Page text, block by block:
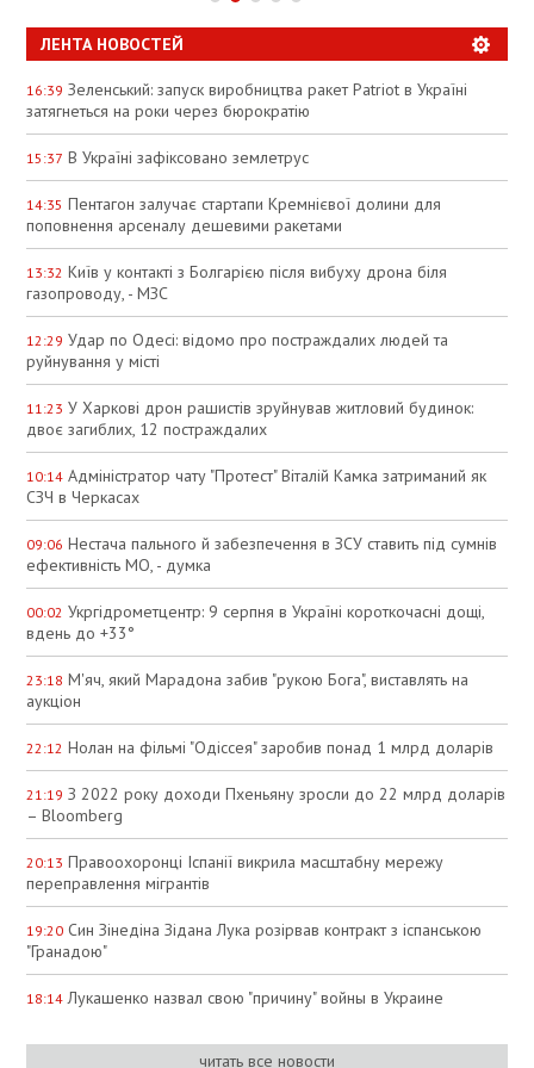
ЛЕНТА НОВОСТЕЙ
16:39 Зеленський: запуск виробництва ракет Patriot в Україні
затягнеться на роки через бюрократію
15:37 В Україні зафіксовано землетрус
14:35 Пентагон залучає стартапи Кремнієвої долини для
поповнення арсеналу дешевими ракетами
13:32 Київ у контакті з Болгарією після вибуху дрона біля
газопроводу, - МЗС
12:29 Удар по Одесі: відомо про постраждалих людей та
руйнування у місті
11:23 У Харкові дрон рашистів зруйнував житловий будинок:
двоє загиблих, 12 постраждалих
10:14 Адміністратор чату "Протест" Віталій Камка затриманий як
СЗЧ в Черкасах
09:06 Нестача пального й забезпечення в ЗСУ ставить під сумнів
ефективність МО, - думка
00:02 Укргідрометцентр: 9 серпня в Україні короткочасні дощі,
вдень до +33°
23:18 М'яч, який Марадона забив "рукою Бога", виставлять на
аукціон
22:12 Нолан на фільмі "Одіссея" заробив понад 1 млрд доларів
21:19 З 2022 року доходи Пхеньяну зросли до 22 млрд доларів
– Bloomberg
20:13 Правоохоронці Іспанії викрила масштабну мережу
переправлення мігрантів
19:20 Син Зінедіна Зідана Лука розірвав контракт з іспанською
"Гранадою"
18:14 Лукашенко назвал свою "причину" войны в Украине
читать все новости